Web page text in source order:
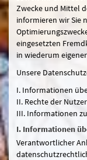
Zwecke und Mittel
informieren wir Sie
eingesetzten
in wiederum
Unsere
I. Informationen
II. Rechte der
III. Informationen
I. Informationen
Verantwortlicher